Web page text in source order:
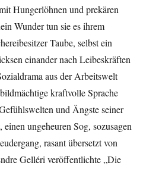
Hungerlöhnen und prekären
Wunder tun sie es ihrem
Taube, selbst ein
einander nach Leibeskräften
aus der Arbeitswelt
kraftvolle Sprache
und Ängste seiner
ungeheuren Sog, sozusagen
rasant übersetzt von
Gelléri veröffentlichte „Die